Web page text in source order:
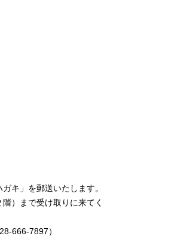
キ」を郵送いたします。
）まで受け取りに来てく
666-7897）